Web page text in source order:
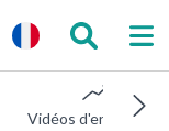
Vidéos d'entreprise